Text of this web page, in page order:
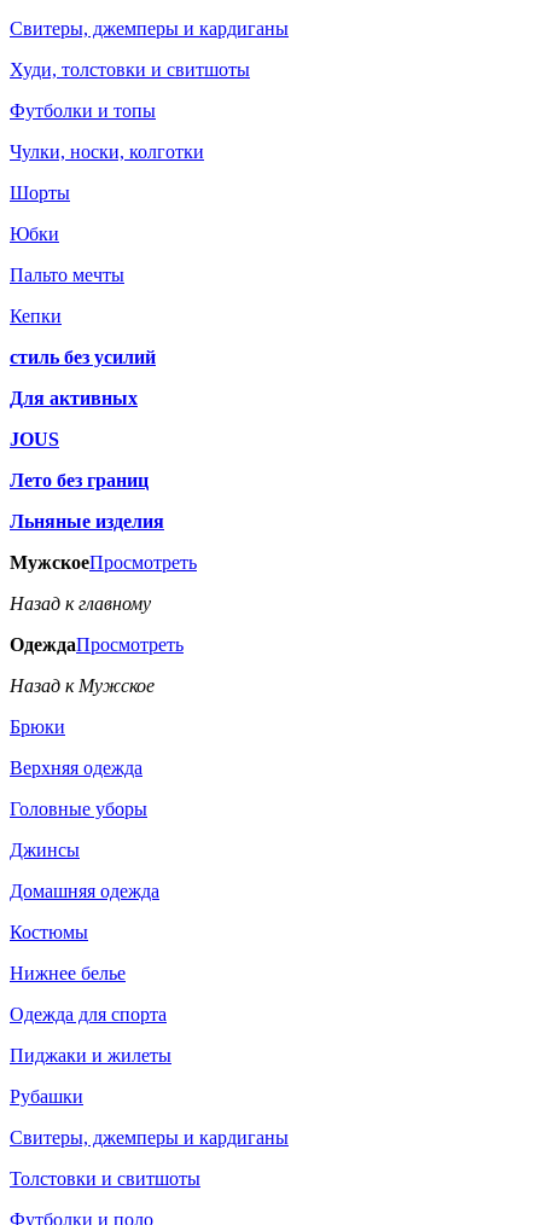
Свитеры, джемперы и кардиганы
Худи, толстовки и свитшоты
Футболки и топы
Чулки, носки, колготки
Шорты
Юбки
Пальто мечты
Кепки
стиль без усилий
Для активных
JOUS
Лето без границ
Льняные изделия
МужскоеПросмотреть
Назад к главному
ОдеждаПросмотреть
Назад к Мужское
Брюки
Верхняя одежда
Головные уборы
Джинсы
Домашняя одежда
Костюмы
Нижнее белье
Одежда для спорта
Пиджаки и жилеты
Рубашки
Свитеры, джемперы и кардиганы
Толстовки и свитшоты
Футболки и поло